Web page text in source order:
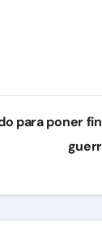
para poner